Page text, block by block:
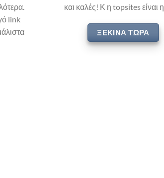
link
και καλές! Κ η topsites είναι
ΞΕΚΙΝΑ ΤΩΡΑ